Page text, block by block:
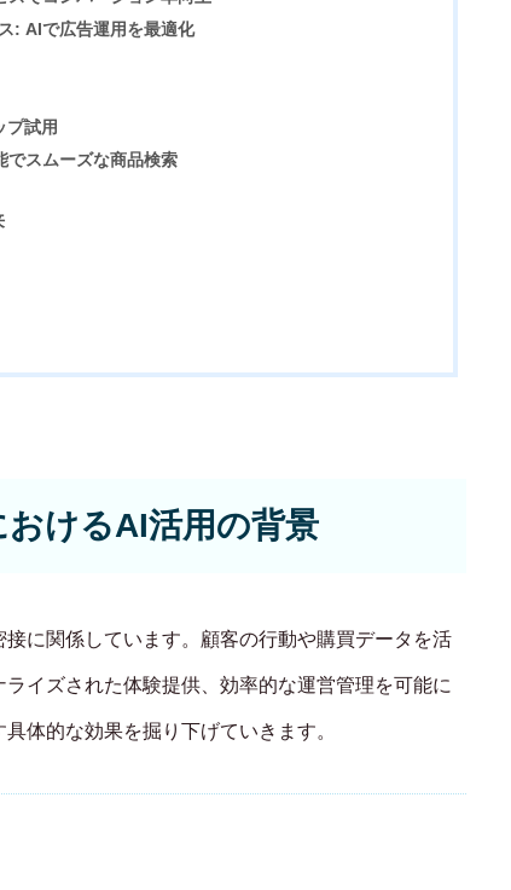
COMPANY
会社概要
: AIで広告運用を最適化
プ試用
でスムーズな商品検索
けるAI活用の背景
に関係しています。顧客の行動や購買データを活
イズされた体験提供、効率的な運営管理を可能に
体的な効果を掘り下げていきます。